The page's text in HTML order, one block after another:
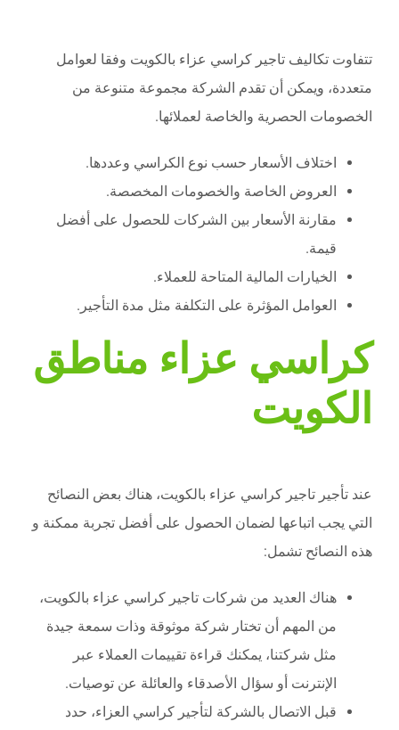
تتفاوت تكاليف تاجير كراسي عزاء بالكويت وفقا لعوامل
متعددة، ويمكن أن تقدم الشركة مجموعة متنوعة من
الخصومات الحصرية والخاصة لعملائها.
اختلاف الأسعار حسب نوع الكراسي وعددها.
العروض الخاصة والخصومات المخصصة.
مقارنة الأسعار بين الشركات للحصول على أفضل
قيمة.
الخيارات المالية المتاحة للعملاء.
العوامل المؤثرة على التكلفة مثل مدة التأجير.
كراسي عزاء مناطق
الكويت
عند تأجير تاجير كراسي عزاء بالكويت، هناك بعض النصائح
التي يجب اتباعها لضمان الحصول على أفضل تجربة ممكنة و
هذه النصائح تشمل:
هناك العديد من شركات تاجير كراسي عزاء بالكويت،
من المهم أن تختار شركة موثوقة وذات سمعة جيدة
مثل شركتنا، يمكنك قراءة تقييمات العملاء عبر
الإنترنت أو سؤال الأصدقاء والعائلة عن توصيات.
قبل الاتصال بالشركة لتأجير كراسي العزاء، حدد